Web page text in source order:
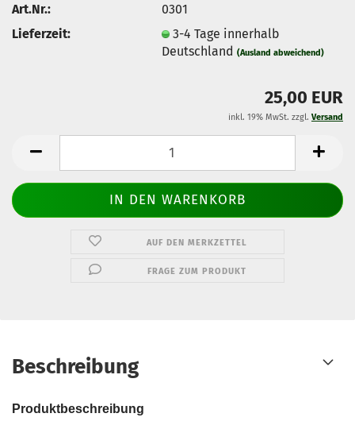
Art.Nr.:
0301
Lieferzeit:
3-4 Tage innerhalb
Deutschland(Ausland abweichend)
25,00 EUR
inkl. 19% MwSt. zzgl. Versand
AUF DEN MERKZETTEL
FRAGE ZUM PRODUKT
Beschreibung
Produktbeschreibung